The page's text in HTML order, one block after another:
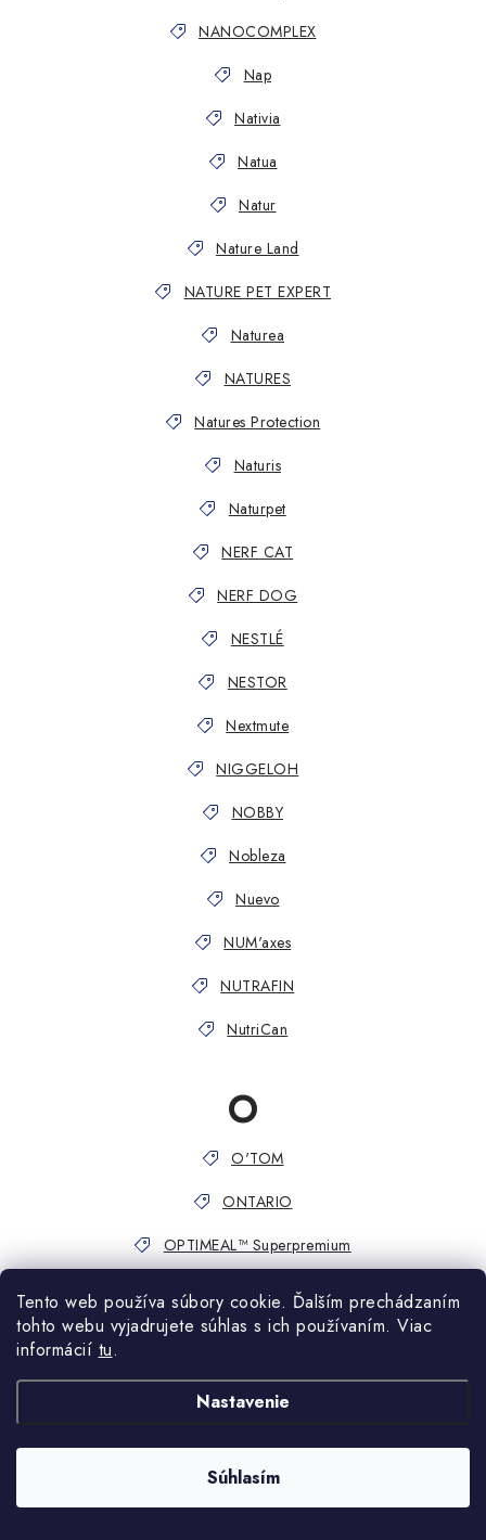
Tento web používa súbory cookie. Ďalším prechádzaním
tohto webu vyjadrujete súhlas s ich používaním. Viac
informácií tu.
Nastavenie
Súhlasím
NANOCOMPLEX
Nap
Nativia
Natua
Natur
Nature Land
NATURE PET EXPERT
Naturea
NATURES
Natures Protection
Naturis
Naturpet
NERF CAT
NERF DOG
NESTLÉ
NESTOR
Nextmute
NIGGELOH
NOBBY
Nobleza
Nuevo
NUM'axes
NUTRAFIN
NutriCan
O
O'TOM
ONTARIO
OPTIMEAL™ Superpremium
Oralade
ORIJEN
Orozyme